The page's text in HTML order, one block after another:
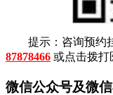
提示：咨询预约挂
87878466 或点击拨打
微信公众号及微